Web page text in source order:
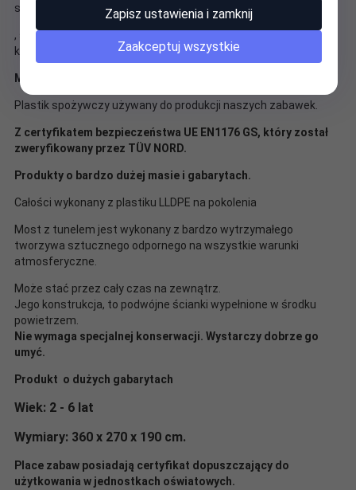
sześciokątny stalowy pokład
, stalowy słupek, deska wspinaczkowa, drabina tykwowa,
kolorowy most
Materiały
Plastik spożywczy używany do produkcji naszych zabawek.
Z certyfikatem bezpieczeństwa UE EN1176 GS, który został
zweryfikowany przez TÜV NORD.
Produkty o bardzo dużej masie i gabarytach.
Całości wykonany z plastiku LLDPE na pokolenia
Most z tunelem jest wykonany z bardzo wytrzymałego
tworzywa sztucznego odpornego na wszystkie warunki
atmosferyczne.
Może stać przez cały czas na zewnątrz.
Jego konstrukcja, to podwójne ścianki wypełnione w środku
powietrzem.
Nie wymaga specjalnej konserwacji. Wystarczy dobrze go
umyć.
Produkt o dużych gabarytach
Wiek: 2 - 6 lat
Wymiary: 360 x 270 x 190 cm.
Place zabaw posiadają certyfikat dopuszczający do
użytkowania w jednostkach oświatowych.
Zapisz ustawienia i zamknij
Zaakceptuj wszystkie